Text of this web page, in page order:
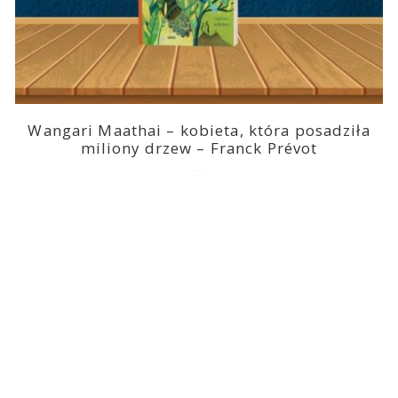
Wangari Maathai – kobieta, która posadziła
miliony drzew – Franck Prévot